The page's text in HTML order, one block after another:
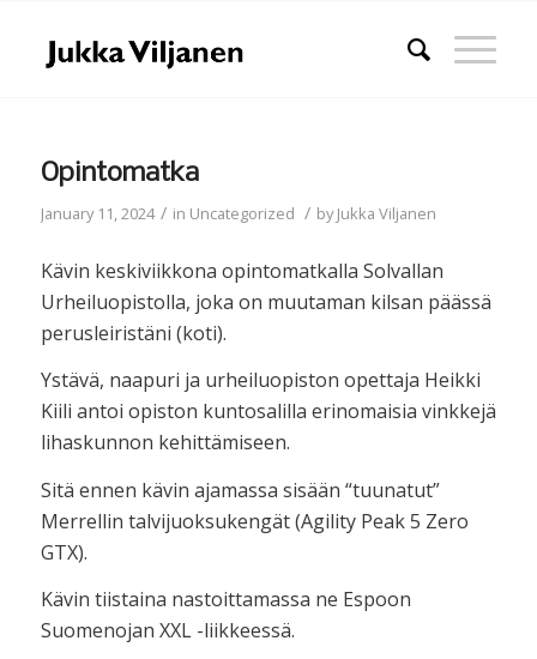
Opintomatka
January 11, 2024 / in Uncategorized / byJukka Viljanen
Kävin keskiviikkona opintomatkalla Solvallan
Urheiluopistolla, joka on muutaman kilsan päässä
perusleiristäni (koti).
Ystävä, naapuri ja urheiluopiston opettaja Heikki
Kiili antoi opiston kuntosalilla erinomaisia vinkkejä
lihaskunnon kehittämiseen.
Sitä ennen kävin ajamassa sisään “tuunatut”
Merrellin talvijuoksukengät (Agility Peak 5 Zero
GTX).
Kävin tiistaina nastoittamassa ne Espoon
Suomenojan XXL -liikkeessä.